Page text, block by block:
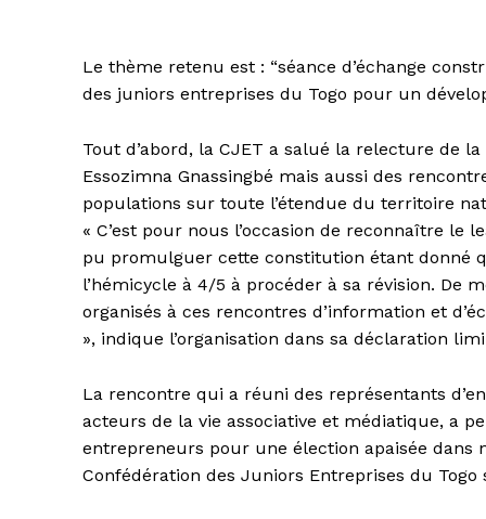
Le thème retenu est : “séance d’échange
des juniors entreprises du Togo pour un
Tout d’abord, la CJET a salué la relecture de
Essozimna Gnassingbé mais aussi des
populations sur toute l’étendue du territoire
« C’est pour nous l’occasion de reconnaître
pu promulguer cette constitution étant donné
l’hémicycle à 4/5 à procéder à sa révision. De
organisés à ces rencontres d’information et
», indique l’organisation dans sa déclaration
La rencontre qui a réuni des représentants
acteurs de la vie associative et médiatique, a
entrepreneurs pour une élection apaisée
Confédération des Juniors Entreprises du